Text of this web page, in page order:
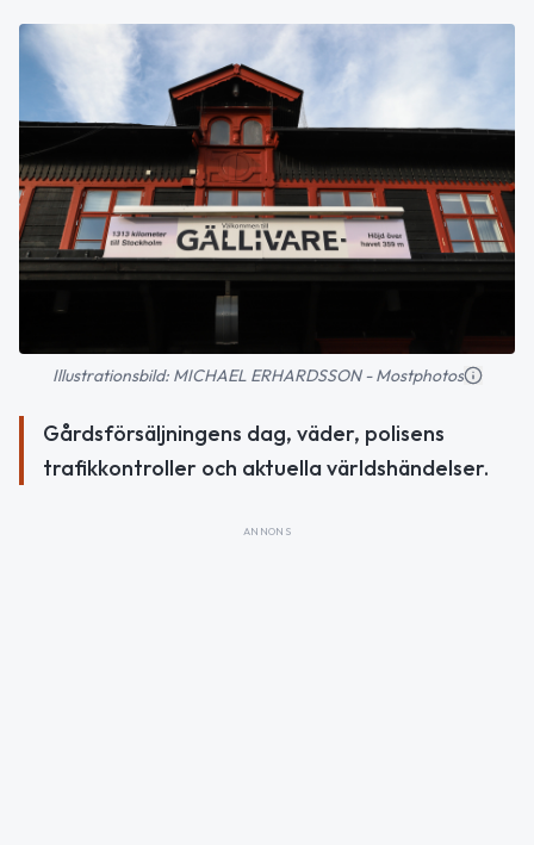
Illustrationsbild: MICHAEL ERHARDSSON - Mostphotos
Gårdsförsäljningens dag, väder, polisens
trafikkontroller och aktuella världshändelser.
ANNONS